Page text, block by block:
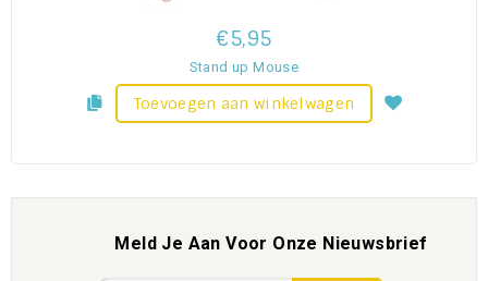
€5,95
Stand up Mouse
Toevoegen aan winkelwagen
Meld Je Aan Voor Onze Nieuwsbrief